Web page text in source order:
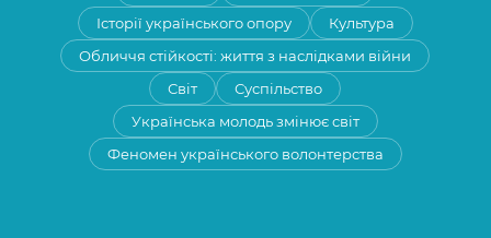
Історії українського опору
Культура
Обличчя стійкості: життя з наслідками війни
Світ
Суспільство
Українська молодь змінює світ
Феномен українського волонтерства